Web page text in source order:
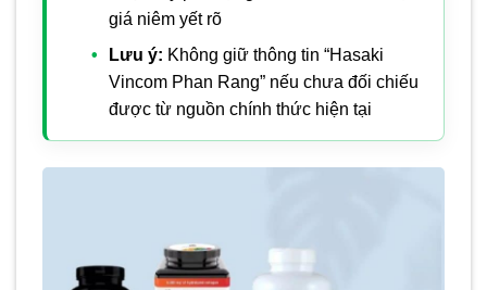
giá niêm yết rõ
Lưu ý: Không giữ thông tin “Hasaki
Vincom Phan Rang” nếu chưa đối chiếu
được từ nguồn chính thức hiện tại